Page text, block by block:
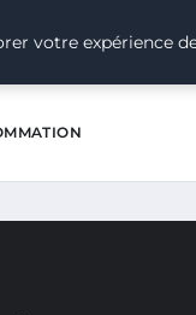
LE
votre expérience